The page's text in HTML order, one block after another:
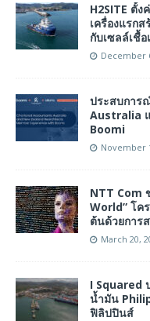
H2SITE ตั้
เครื่องแรก
กับเซลล์เชื้อ
December
ประสบการ
Australia
Boomi
November
NTT Com
World” โค
ต้นด้วยการ
March 20,
I Squared
น้ำมัน
ฟิลิปปินส์